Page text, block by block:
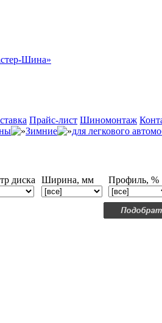
Прайс-лист Шиномонтаж
Зимние для легкового
диска Ширина, мм Профиль, %